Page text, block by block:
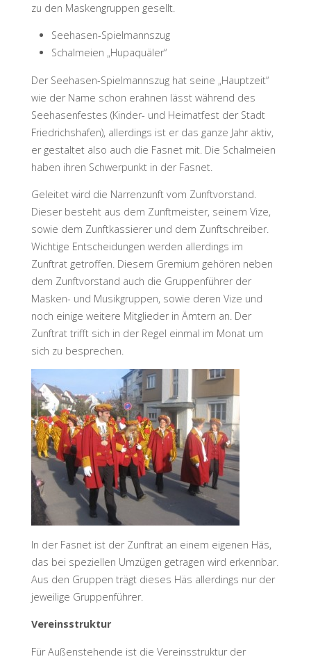
zu den Maskengruppen gesellt.
Seehasen-Spielmannszug
Schalmeien „Hupaquäler“
Der Seehasen-Spielmannszug hat seine „Hauptzeit“
wie der Name schon erahnen lässt während des
Seehasenfestes (Kinder- und Heimatfest der Stadt
Friedrichshafen), allerdings ist er das ganze Jahr aktiv,
er gestaltet also auch die Fasnet mit. Die Schalmeien
haben ihren Schwerpunkt in der Fasnet.
Geleitet wird die Narrenzunft vom Zunftvorstand.
Dieser besteht aus dem Zunftmeister, seinem Vize,
sowie dem Zunftkassierer und dem Zunftschreiber.
Wichtige Entscheidungen werden allerdings im
Zunftrat getroffen. Diesem Gremium gehören neben
dem Zunftvorstand auch die Gruppenführer der
Masken- und Musikgruppen, sowie deren Vize und
noch einige weitere Mitglieder in Ämtern an. Der
Zunftrat trifft sich in der Regel einmal im Monat um
sich zu besprechen.
In der Fasnet ist der Zunftrat an einem eigenen Häs,
das bei speziellen Umzügen getragen wird erkennbar.
Aus den Gruppen trägt dieses Häs allerdings nur der
jeweilige Gruppenführer.
Vereinsstruktur
Für Außenstehende ist die Vereinsstruktur der